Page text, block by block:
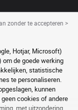
zonder te accepteren >
Hotjar, Microsoft)
de goede werking
statistische
te personaliseren.
kunnen
cookies of andere
met uitzondering